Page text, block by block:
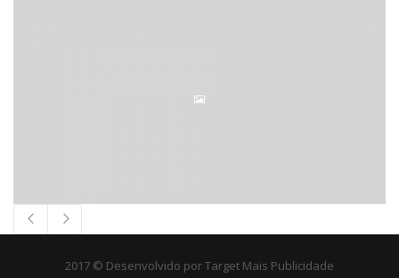
2017 © Desenvolvido porTarget Mais Publicidade